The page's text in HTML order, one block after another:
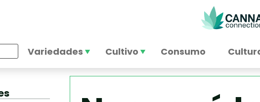
Variedades Cultivo Consumo